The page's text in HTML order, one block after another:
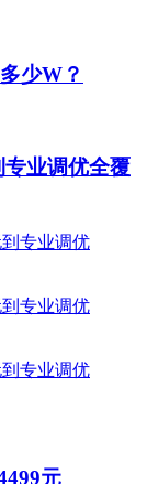
少W？
业调优全覆
元